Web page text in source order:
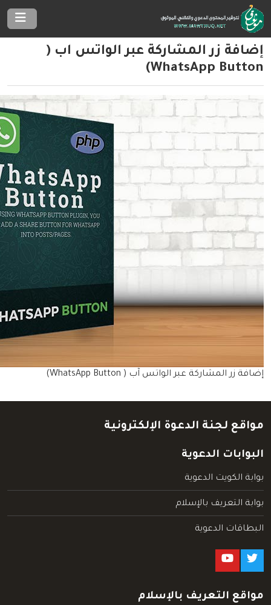
إضافة زر المشاركة عبر الواتس آب (
WhatsApp Button)
إضافة زر المشاركة عبر الواتس آب ( WhatsApp Button)
مواقع لجنة الدعوة الإلكترونية
البوابات الدعوية
بوابة الكويت الدعوية
بوابة التعريف بالإسلام
البطاقات الدعوية
مواقع التعريف بالإسلام